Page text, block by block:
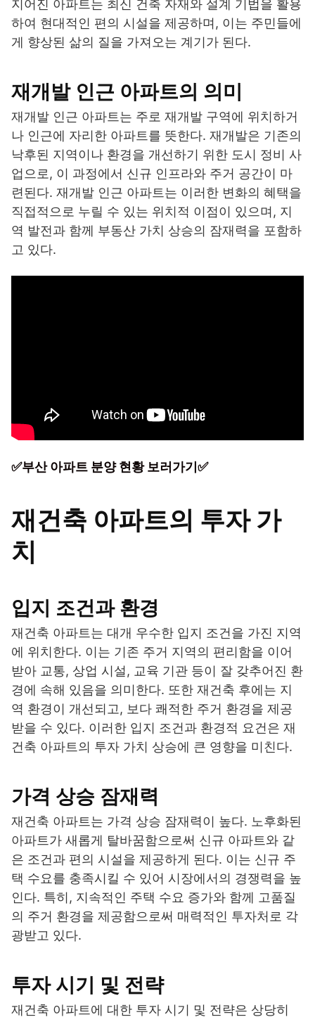
지어진 아파트는 최신 건축 자재와 설계 기법을 활용
하여 현대적인 편의 시설을 제공하며, 이는 주민들에
게 향상된 삶의 질을 가져오는 계기가 된다.
재개발 인근 아파트의 의미
재개발 인근 아파트는 주로 재개발 구역에 위치하거
나 인근에 자리한 아파트를 뜻한다. 재개발은 기존의
낙후된 지역이나 환경을 개선하기 위한 도시 정비 사
업으로, 이 과정에서 신규 인프라와 주거 공간이 마
련된다. 재개발 인근 아파트는 이러한 변화의 혜택을
직접적으로 누릴 수 있는 위치적 이점이 있으며, 지
역 발전과 함께 부동산 가치 상승의 잠재력을 포함하
고 있다.
✅부산 아파트 분양 현황 보러가기✅
재건축 아파트의 투자 가
치
입지 조건과 환경
재건축 아파트는 대개 우수한 입지 조건을 가진 지역
에 위치한다. 이는 기존 주거 지역의 편리함을 이어
받아 교통, 상업 시설, 교육 기관 등이 잘 갖추어진 환
경에 속해 있음을 의미한다. 또한 재건축 후에는 지
역 환경이 개선되고, 보다 쾌적한 주거 환경을 제공
받을 수 있다. 이러한 입지 조건과 환경적 요건은 재
건축 아파트의 투자 가치 상승에 큰 영향을 미친다.
가격 상승 잠재력
재건축 아파트는 가격 상승 잠재력이 높다. 노후화된
아파트가 새롭게 탈바꿈함으로써 신규 아파트와 같
은 조건과 편의 시설을 제공하게 된다. 이는 신규 주
택 수요를 충족시킬 수 있어 시장에서의 경쟁력을 높
인다. 특히, 지속적인 주택 수요 증가와 함께 고품질
의 주거 환경을 제공함으로써 매력적인 투자처로 각
광받고 있다.
투자 시기 및 전략
재건축 아파트에 대한 투자 시기 및 전략은 상당히